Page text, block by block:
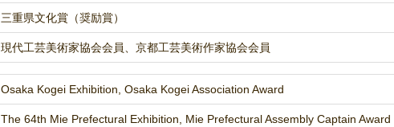
三重県文化賞（奨励賞）
現代工芸美術家協会会員、京都工芸美術作家協会会員
Osaka Kogei Exhibition, Osaka Kogei Association Award
The 64th Mie Prefectural Exhibition, Mie Prefectural Assembly Captain Award